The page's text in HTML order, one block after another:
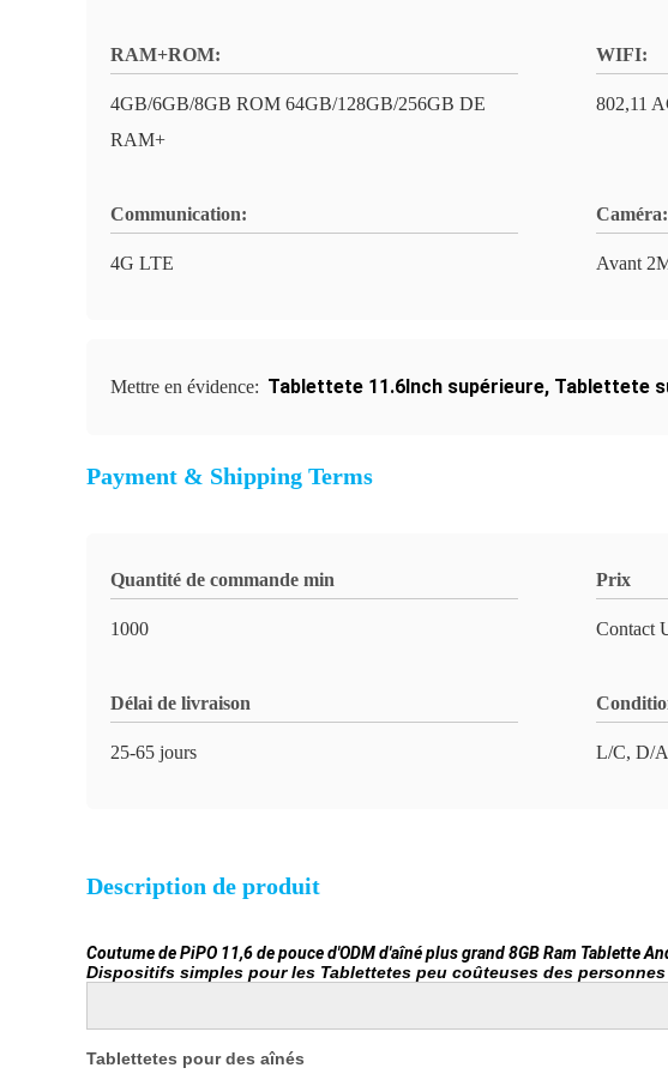
RAM+ROM:
4GB/6GB/8GB ROM 64GB/128GB/256GB DE
RAM+
WIFI:
802,11
Communication:
4G LTE
Caméra:
Avant
Mettre en évidence: Tablettete 11.6Inch supérieure, Tablettete
Payment & Shipping Terms
Quantité de commande min
1000
Prix
Contact
Délai de livraison
25-65 jours L/C, D/
Description de produit
Coutume de PiPO 11,6 de pouce d'ODM d'aîné plus grand 8GB Ram Tablette
Dispositifs simples pour les Tablettetes peu coûteuses des
Tablettetes pour des aînés